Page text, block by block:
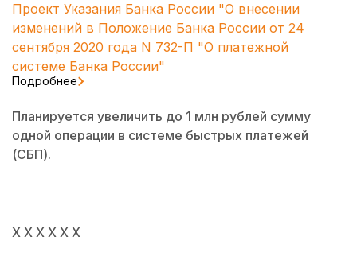
Проект Указания Банка России "О внесении
изменений в Положение Банка России от 24
сентября 2020 года N 732-П "О платежной
системе Банка России"
Подробнее
Планируется увеличить до 1 млн рублей сумму
одной операции в системе быстрых платежей
(СБП).
Х Х Х Х Х Х